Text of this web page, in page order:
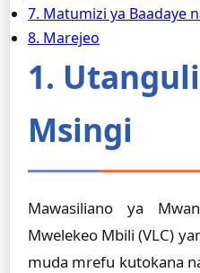
7. Matumizi ya Baadaye
8. Marejeo
1.
Msingi
Mawasiliano ya
Mwelekeo Mbili (VLC)
muda mrefu kutokana